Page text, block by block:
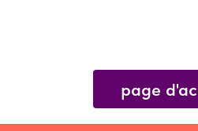
page